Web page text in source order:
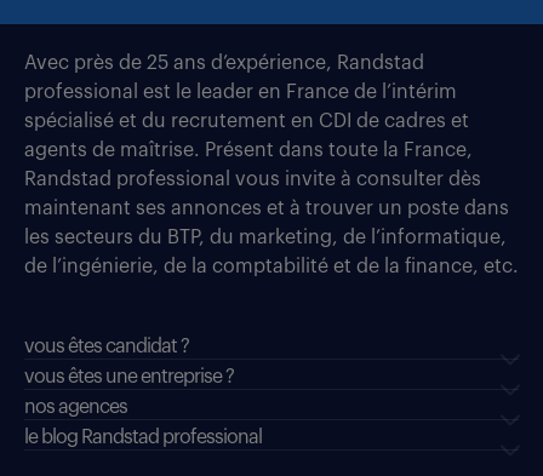
Avec près de 25 ans d’expérience, Randstad
professional est le leader en France de l’intérim
spécialisé et du recrutement en CDI de cadres et
agents de maîtrise. Présent dans toute la France,
Randstad professional vous invite à consulter dès
maintenant ses annonces et à trouver un poste dans
les secteurs du BTP, du marketing, de l’informatique,
de l’ingénierie, de la comptabilité et de la finance, etc.
vous êtes candidat ?
vous êtes une entreprise ?
nos agences
le blog Randstad professional